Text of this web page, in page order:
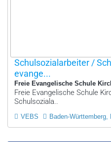
Schulsozialarbeiter /
evange...
Freie Evangelische Schule
Freie Evangelische Schule
Schulsoziala..
VEBS Baden-Württemberg,